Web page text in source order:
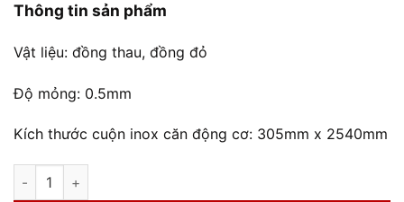
Thông tin sản phẩm
Vật liệu: đồng thau, đồng đỏ
Độ mỏng: 0.5mm
Kích thước cuộn inox căn động cơ: 305mm x 2540mm
Shim Chêm Đồng 0.5mm quantity